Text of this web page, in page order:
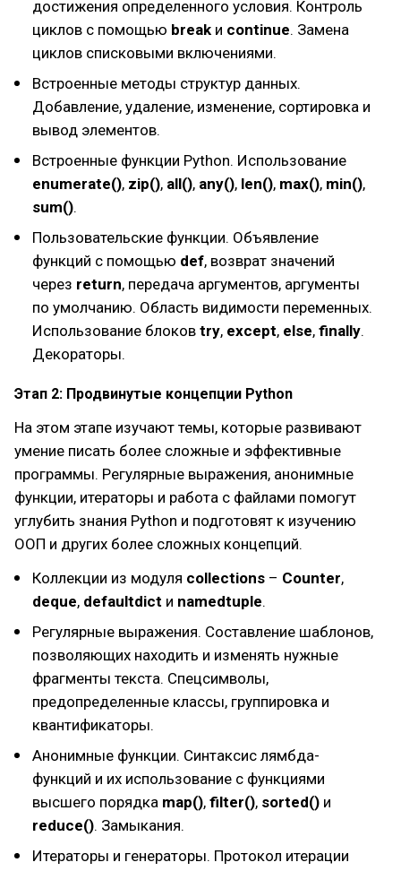
достижения определенного условия. Контроль
циклов с помощью break и continue. Замена
циклов списковыми включениями.
Встроенные методы структур данных.
Добавление, удаление, изменение, сортировка и
вывод элементов.
Встроенные функции Python. Использование
enumerate(), zip(), all(), any(), len(), max(), min(),
sum().
Пользовательские функции. Объявление
функций с помощью def, возврат значений
через return, передача аргументов, аргументы
по умолчанию. Область видимости переменных.
Использование блоков try, except, else, finally.
Декораторы.
Этап 2: Продвинутые концепции Python
На этом этапе изучают темы, которые развивают
умение писать более сложные и эффективные
программы. Регулярные выражения, анонимные
функции, итераторы и работа с файлами помогут
углубить знания Python и подготовят к изучению
ООП и других более сложных концепций.
Коллекции из модуля collections – Counter,
deque, defaultdict и namedtuple.
Регулярные выражения. Составление шаблонов,
позволяющих находить и изменять нужные
фрагменты текста. Спецсимволы,
предопределенные классы, группировка и
квантификаторы.
Анонимные функции. Синтаксис лямбда-
функций и их использование с функциями
высшего порядка map(), filter(), sorted() и
reduce(). Замыкания.
Итераторы и генераторы. Протокол итерации